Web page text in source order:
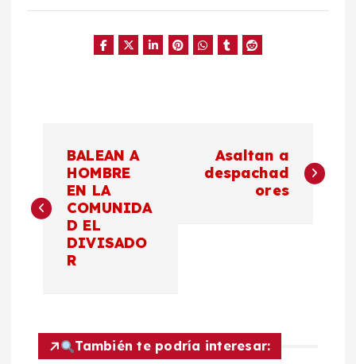
v
a
BALEAN A
HOMBRE
EN LA
COMUNIDA
D EL
DIVISADO
R
Asaltan a
despachad
ores
También te podría interesar: